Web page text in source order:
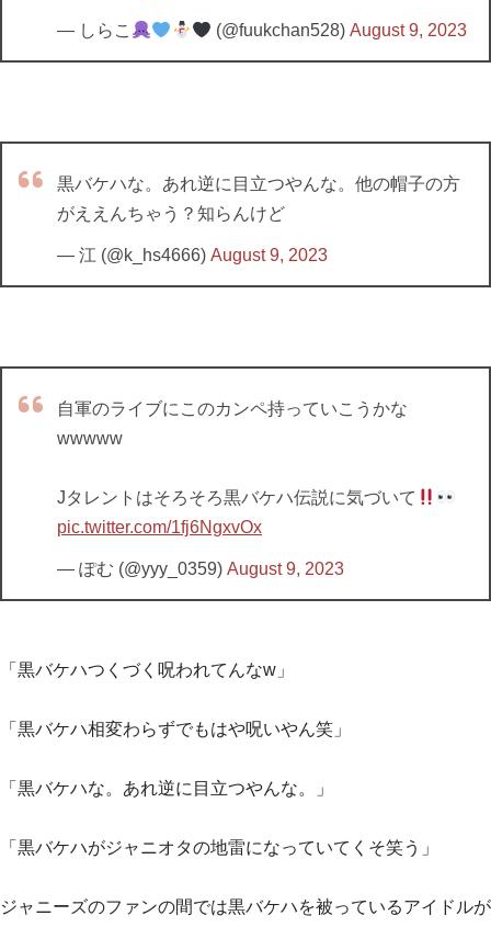
— しらこ (@fuukchan528) August 9, 2023
黒バケハな。あれ逆に目立つやんな。他の帽子の方
がええんちゃう？知らんけど
— 江 (@k_hs4666) August 9, 2023
自軍のライブにこのカンペ持っていこうかな
wwwww
Jタレントはそろそろ黒バケハ伝説に気づいて
pic.twitter.com/1fj6NgxvOx
— ぽむ (@yyy_0359) August 9, 2023
「黒バケハつくづく呪われてんなw」
「黒バケハ相変わらずでもはや呪いやん笑」
「黒バケハな。あれ逆に目立つやんな。」
「黒バケハがジャニオタの地雷になっていてくそ笑う」
ジャニーズのファンの間では黒バケハを被っているアイドルが